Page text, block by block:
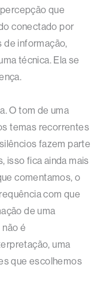
que
conectado por
de informação,
técnica. Ela se
O tom de uma
temas recorrentes
fazem parte
isso fica ainda mais
comentamos, o
com que
de uma
é
uma
que escolhemos